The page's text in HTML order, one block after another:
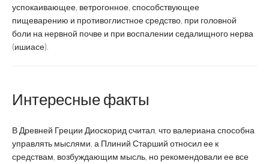
успокаивающее, ветрогонное, способствующее
пищеварению и противоглистное средство, при головной
боли на нервной почве и при воспалении седалищного нерва
(ишиасе).
Интересные факты
В Древней Греции Диоскорид считал, что валериана способна
управлять мыслями, а Плиний Старший относил ее к
средствам, возбуждающим мысль, но рекомендовали ее все